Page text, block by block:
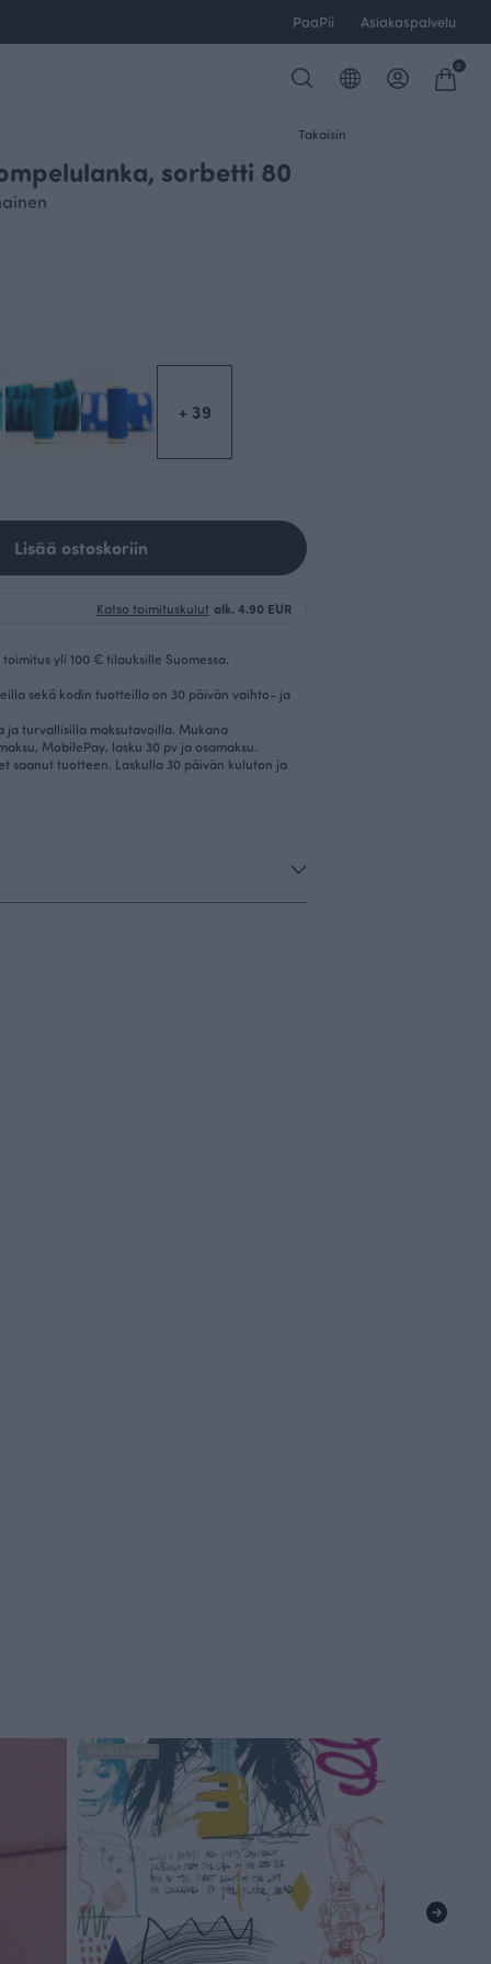
PaaPii Asiakaspalvelu
0
Takaisin
sorbetti 80
+ 39
Lisää ostoskoriin
Katso toimituskulut alk. 4.90 EUR
yli 100 € tilauksille Suomessa.
sekä kodin tuotteilla on 30 päivän vaihto- ja
ja turvallisilla maksutavoilla. Mukana
MobilePay, lasku 30 pv ja osamaksu.
saanut tuotteen. Laskulla 30 päivän kuluton ja